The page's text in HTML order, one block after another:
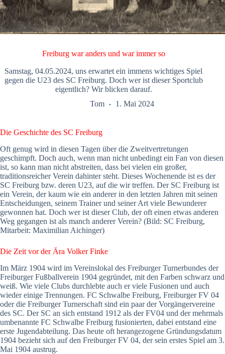
Freiburg war anders und war immer so
Samstag, 04.05.2024, uns erwartet ein immens wichtiges Spiel
gegen die U23 des SC Freiburg. Doch wer ist dieser Sportclub
eigentlich? Wir blicken darauf.
Tom
1. Mai 2024
Die Geschichte des SC Freiburg
Oft genug wird in diesen Tagen über die Zweitvertretungen
geschimpft. Doch auch, wenn man nicht unbedingt ein Fan von diesen
ist, so kann man nicht abstreiten, dass bei vielen ein großer,
traditionsreicher Verein dahinter steht. Dieses Wochenende ist es der
SC Freiburg bzw. deren U23, auf die wir treffen. Der SC Freiburg ist
ein Verein, der kaum wie ein anderer in den letzten Jahren mit seinen
Entscheidungen, seinem Trainer und seiner Art viele Bewunderer
gewonnen hat. Doch wer ist dieser Club, der oft einen etwas anderen
Weg gegangen ist als manch anderer Verein? (Bild: SC Freiburg,
Mitarbeit: Maximilian Aichinger)
Die Zeit vor der Ära Volker Finke
Im März 1904 wird im Vereinslokal des Freiburger Turnerbundes der
Freiburger Fußballverein 1904 gegründet, mit den Farben schwarz und
weiß. Wie viele Clubs durchlebte auch er viele Fusionen und auch
wieder einige Trennungen. FC Schwalbe Freiburg, Freiburger FV 04
oder die Freiburger Turnerschaft sind ein paar der Vorgängervereine
des SC. Der SC an sich entstand 1912 als der FV04 und der mehrmals
umbenannte FC Schwalbe Freiburg fusionierten, dabei entstand eine
erste Jugendabteilung. Das heute oft herangezogene Gründungsdatum
1904 bezieht sich auf den Freiburger FV 04, der sein erstes Spiel am 3.
Mai 1904 austrug.